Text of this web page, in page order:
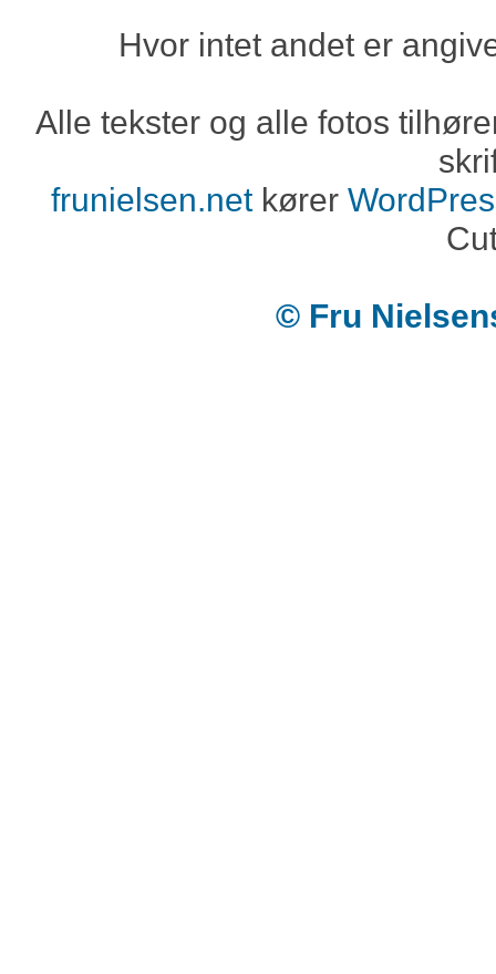
Hvor intet andet er
Alle tekster og alle fotos
frunielsen.netkører
© Fru